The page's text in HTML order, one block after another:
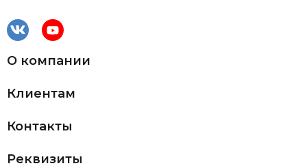
О компании
Клиентам
Контакты
Реквизиты